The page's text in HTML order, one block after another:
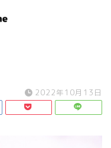
2022年10月13日